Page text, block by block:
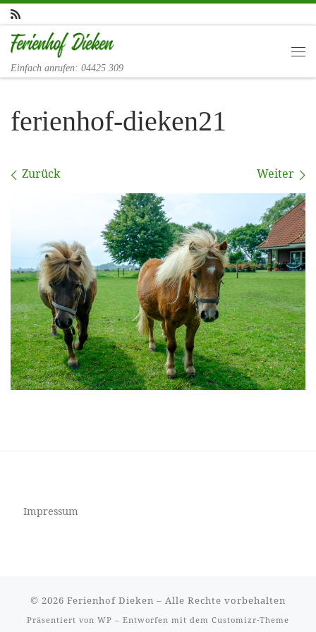
Zum Inhalt springen
Einfach anrufen: 04425 309
ferienhof-dieken21
Bilder Navigation
Zurück Weiter
Impressum
© 2026 Ferienhof Dieken – Alle Rechte vorbehalten
Präsentiert von WP – Entworfen mit dem Customizr-Theme